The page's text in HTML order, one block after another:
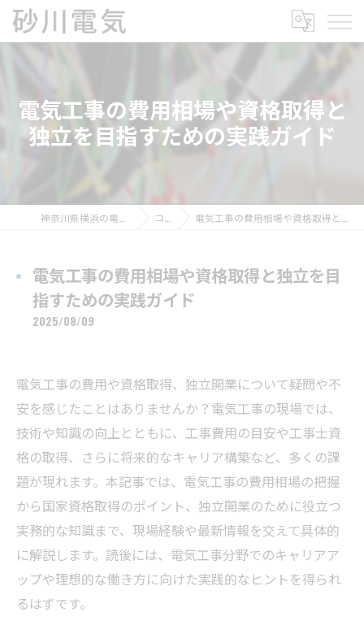
電気工事の費用相場や資格取得と
独立を目指すための実践ガイド
コラム 電気工事の費用相場や資格取得と独立を目指すための実践ガイド
電気工事の費用相場や資格取得と独立を目
指すための実践ガイド
2025/08/09
電気工事の費用や資格取得、独立開業について疑問や不
安を感じたことはありませんか？電気工事の現場では、
技術や知識の向上とともに、工事費用の目安や工事士資
格の取得、さらに将来的なキャリア構築など、多くの課
題が現れます。本記事では、電気工事の費用相場の把握
から国家資格取得のポイント、独立開業のために役立つ
実務的な知識まで、現場経験や最新情報を交えて具体的
に解説します。読後には、電気工事分野でのキャリアア
ップや理想的な働き方に向けた実践的なヒントを得られ
るはずです。